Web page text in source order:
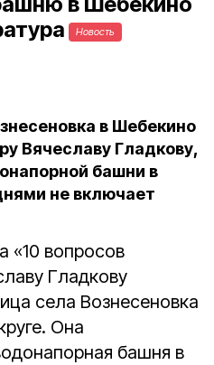
Новость
в Шебекино
Вячеславу Гладкову,
башни в
не включает
«10 вопросов
Гладкову
села Вознесеновка
Она
башня в